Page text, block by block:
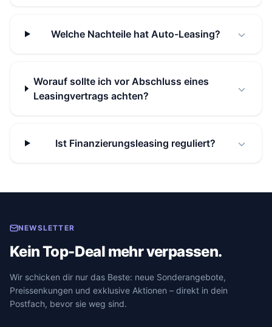
Welche Nachteile hat Auto-Leasing?
Worauf sollte ich vor Abschluss eines
Leasingvertrags achten?
Ist Finanzierungsleasing reguliert?
NEWSLETTER
Kein Top-Deal mehr verpassen.
Wir schicken dir nur das Beste: neue Sonderangebote,
Preissenkungen und exklusive Aktionen – direkt in dein
Postfach, bevor sie weg sind.